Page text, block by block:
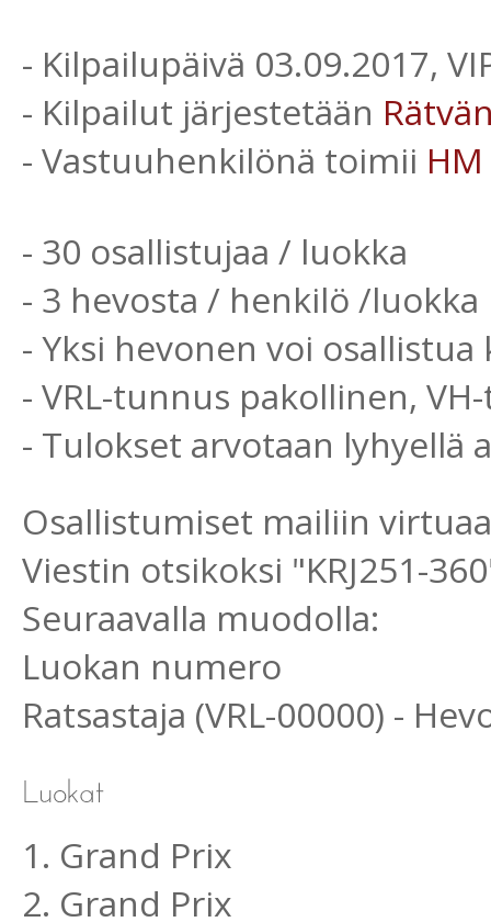
- Kilpailupäivä 03.09.2017,
- Kilpailut järjestetään
- Vastuuhenkilönä toimii HM
- 30 osallistujaa / luokka
- 3 hevosta / henkilö /luokka
- Yksi hevonen voi
- VRL-tunnus pakollinen,
- Tulokset arvotaan lyhyellä
Osallistumiset mailiin
Viestin otsikoksi "KRJ251-
Seuraavalla muodolla:
Luokan numero
Ratsastaja (VRL-00000) -
1. Grand Prix
2. Grand Prix